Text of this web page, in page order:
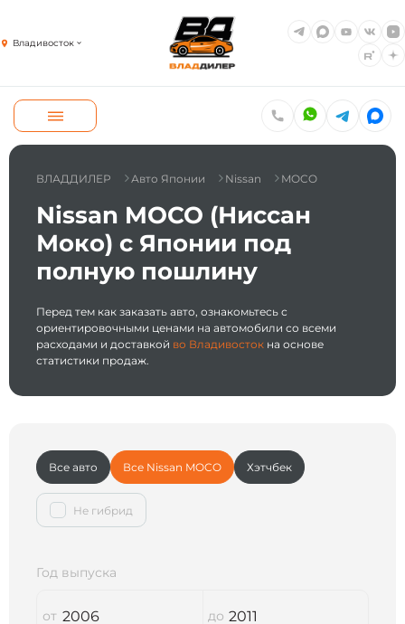
Владивосток
ВЛАДДИЛЕР Авто Японии Nissan MOCO
Nissan MOCO (Ниссан
Моко) с Японии под
полную пошлину
Перед тем как заказать авто, ознакомьтесь с
ориентировочными ценами на автомобили со всеми
расходами и доставкой во Владивосток на основе
статистики продаж.
Все авто Все Nissan MOCO Хэтчбек
Не гибрид
Год выпуска